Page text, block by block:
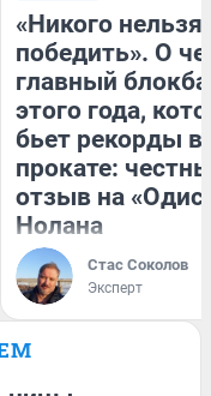
«Никого нельзя
победить». О
главный
этого года,
бьет рекорды в
прокате:
отзыв на
Нолана
Стас Соколов
Эксперт